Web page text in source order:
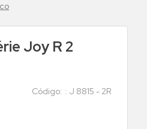
Joy R 2
: J 8815 - 2R